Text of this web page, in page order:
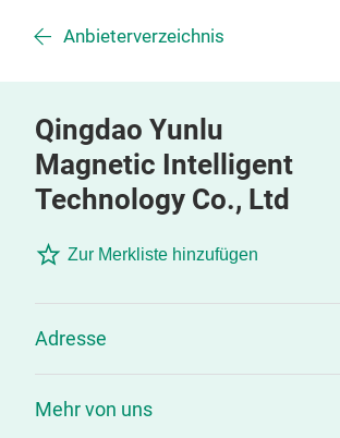
Anbieterverzeichnis
Qingdao Yunlu
Magnetic Intelligent
Technology Co., Ltd
Zur Merkliste hinzufügen
Adresse
Mehr von uns